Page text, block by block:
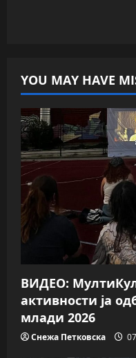
YOU MAY HAVE
ВИДЕО:
активности ја
млади 2026
Снежа Петковска